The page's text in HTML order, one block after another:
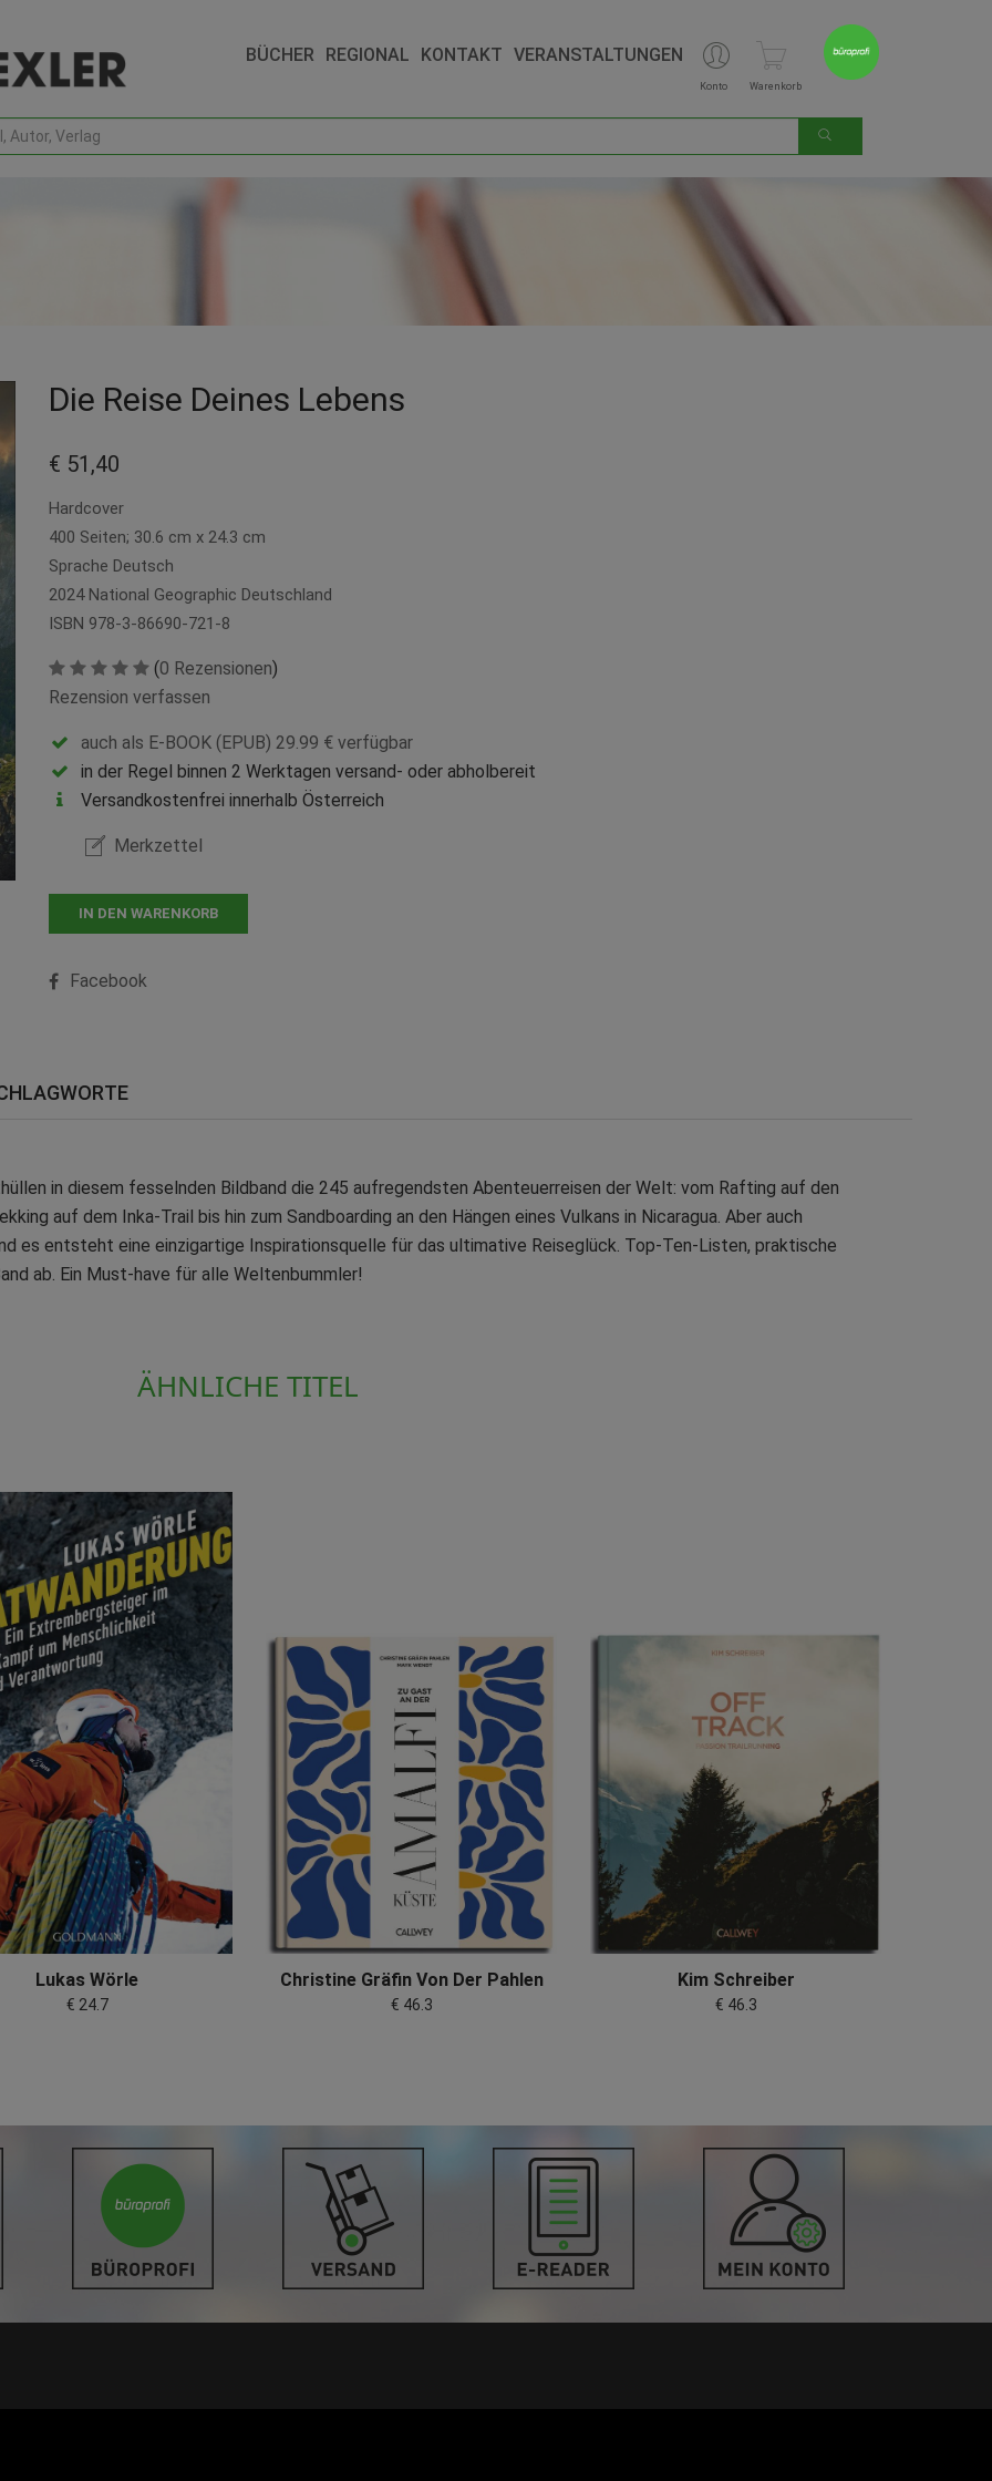
Konto Warenkorb
BÜCHER REGIONAL KONTAKT VERANSTALTUNGEN
Die Reise Deines Lebens
€ 51,40
Hardcover
400 Seiten; 30.6 cm x 24.3 cm
Sprache Deutsch
2024 National Geographic Deutschland
ISBN 978-3-86690-721-8
(0 Rezensionen)
Rezension verfassen
auch als E-BOOK (EPUB) 29.99 € verfügbar
in der Regel binnen 2 Werktagen versand- oder abholbereit
Versandkostenfrei innerhalb Österreich
Merkzettel
IN DEN WARENKORB
Facebook
in diesem fesselnden Bildband die 245 aufregendsten Abenteuerreisen der Welt: vom Rafting auf den
auf dem Inka-Trail bis hin zum Sandboarding an den Hängen eines Vulkans in Nicaragua. Aber auch
es entsteht eine einzigartige Inspirationsquelle für das ultimative Reiseglück. Top-Ten-Listen, praktische
ab. Ein Must-have für alle Weltenbummler!
ÄHNLICHE TITEL
Lukas Wörle
€ 24.7
Christine Gräfin Von Der Pahlen
€ 46.3
Kim Schreiber
€ 46.3